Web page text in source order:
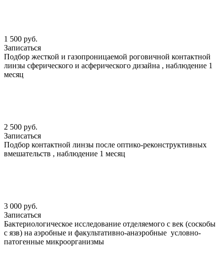
1 500 руб.
Записаться
Подбор жесткой и газопроницаемой роговичной контактной
линзы сферического и асферического дизайна , наблюдение 1
месяц
2 500 руб.
Записаться
Подбор контактной линзы после оптико-реконструктивных
вмешательств , наблюдение 1 месяц
3 000 руб.
Записаться
Бактериологическое исследование отделяемого с век (соскобы
с язв) на аэробные и факультативно-анаэробные условно-
патогенные микроорганизмы